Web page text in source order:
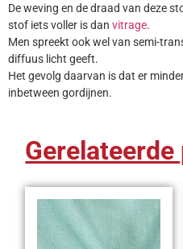
De weving en de draad van deze
stof iets voller is dan vitrage.
Men spreekt ook wel van semi-
diffuus licht geeft.
Het gevolg daarvan is dat er
inbetween gordijnen.